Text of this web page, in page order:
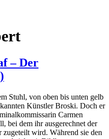
– Der
Stuhl, von oben bis unten gelb
Künstler Broski. Doch er
Carmen
bei dem ihr ausgerechnet der
wird. Während sie den